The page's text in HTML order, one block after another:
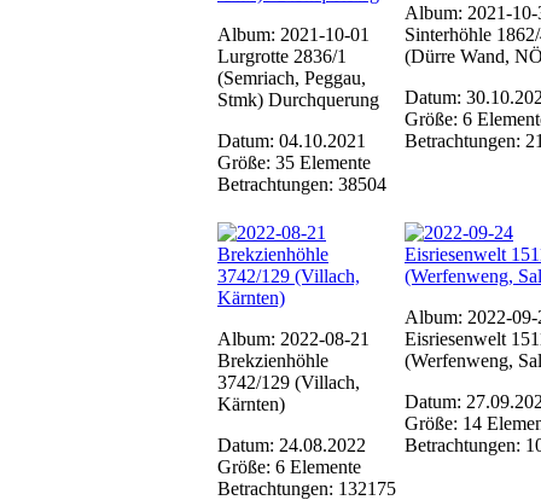
Album: 2021-10-01
Lurgrotte 2836/1
(Semriach, Peggau,
Stmk) Durchquerung
Datum: 04.10.2021
Größe: 35 Elemente
Betrachtungen: 38504
Album: 2021-10-
Sinterhöhle
(Dürre Wand,
Datum:
Größe: 6
Betrachtungen:
Album: 2022-08-21
Brekzienhöhle
3742/129 (Villach,
Kärnten)
Datum: 24.08.2022
Größe: 6 Elemente
Betrachtungen: 132175
Album: 2022-09-
Eisriesenwelt
(Werfenweng,
Datum:
Größe: 14
Betrachtungen: